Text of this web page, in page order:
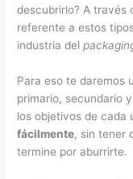
descubrirlo? A través
referente a estos
industria del
Para eso te daremos
primario, secundario
los objetivos de cada
fácilmente, sin tener
termine por aburrirte.